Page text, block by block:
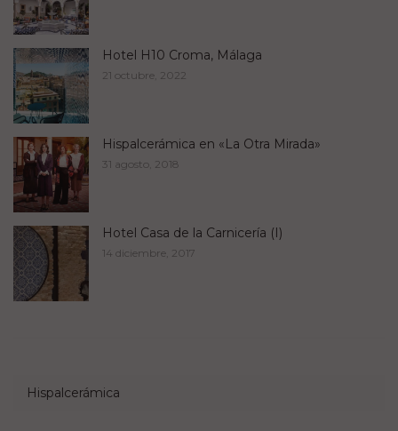
Hotel H10 Croma, Málaga
21 octubre, 2022
Hispalcerámica en «La Otra Mirada»
31 agosto, 2018
Hotel Casa de la Carnicería (I)
14 diciembre, 2017
Hispalcerámica